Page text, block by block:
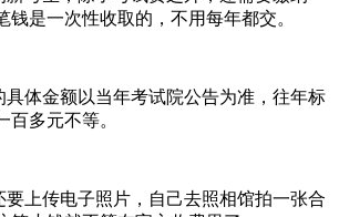
钱是一次性收取的，不用每年都交。
体金额以当年考试院公告为准，往年标
百多元不等。
上传电子照片，自己去照相馆拍一张合